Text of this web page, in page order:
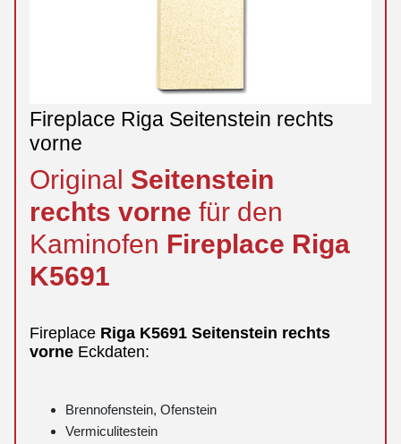
Fireplace Riga Seitenstein rechts
vorne
Original Seitenstein
rechts vorne für den
Kaminofen Fireplace Riga
K5691
Fireplace Riga K5691 Seitenstein rechts
vorne Eckdaten:
Brennofenstein, Ofenstein
Vermiculitestein